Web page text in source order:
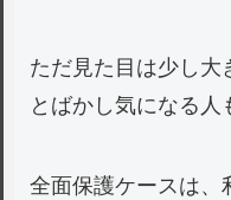
ただ見た目は少し大
とばかし気になる人
全面保護ケースは、